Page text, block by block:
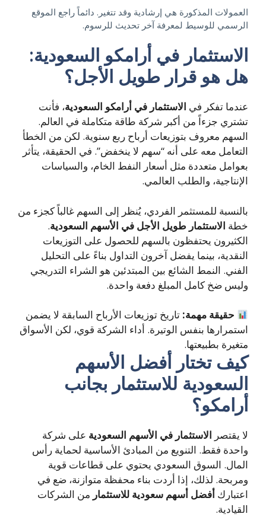
العمولات المذكورة هي إرشادية وقد تتغير. دائماً راجع الموقع
الرسمي للوسيط لمعرفة آخر تحديث للرسوم.
الاستثمار في أرامكو السعودية:
هل هو قرار طويل الأجل؟
عندما تفكر في الاستثمار في أرامكو السعودية، فأنت
تشتري جزءاً من أكبر شركة طاقة متكاملة في العالم.
السهم معروف بتوزيعات أرباح ربع سنوية. لكن من الخطأ
التعامل معه على أنه “سهم لا ينخفض”. في الحقيقة، يتأثر
بعوامل متعددة مثل أسعار النفط الخام، والسياسات
الإنتاجية، والطلب العالمي.
بالنسبة للمستثمر الفردي، يُنظر إلى السهم غالباً كجزء من
خطة الاستثمار طويل الأجل في الأسهم السعودية.
الكثيرون يحتفظون بالسهم للحصول على التوزيعات
النقدية، بينما يفضل آخرون التداول بناءً على التحليل
الفني. النمط الشائع بين المبتدئين هو الشراء التدريجي
وليس ضخ كامل المبلغ دفعة واحدة.
حقيقة مهمة: تاريخ توزيعات الأرباح السابقة لا يضمن
استمرارها بنفس الوتيرة. أداء الشركة قوي، لكن الأسواق
متغيرة بطبيعتها.
كيف تختار أفضل الأسهم
السعودية للاستثمار بجانب
أرامكو؟
لا يقتصر الاستثمار في الأسهم السعودية على شركة
واحدة فقط. التنويع من المبادئ الأساسية لحماية رأس
المال. السوق السعودي يحتوي على قطاعات قوية
ومربحة. لذلك، إذا أردت بناء محفظة متوازنة، ضع في
اعتبارك أفضل أسهم سعودية للاستثمار من الشركات
القيادية.